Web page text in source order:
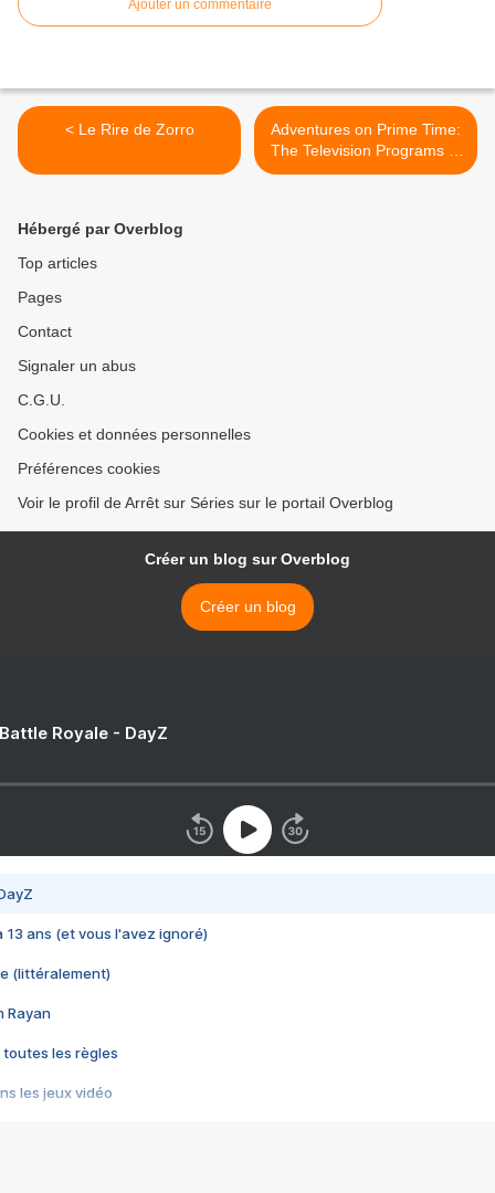
Ajouter un commentaire
< Le Rire de Zorro
Adventures on Prime Time:
The Television Programs of
Stephen J. Cannell >
Hébergé par Overblog
Top articles
Pages
Contact
Signaler un abus
C.G.U.
Cookies et données personnelles
Préférences cookies
Voir le profil de Arrêt sur Séries sur le portail Overblog
Créer un blog sur Overblog
Créer un blog
Royale - DayZ
13 ans (et vous l'avez ignoré)
(littéralement)
Rayan
toutes les règles
les jeux vidéo